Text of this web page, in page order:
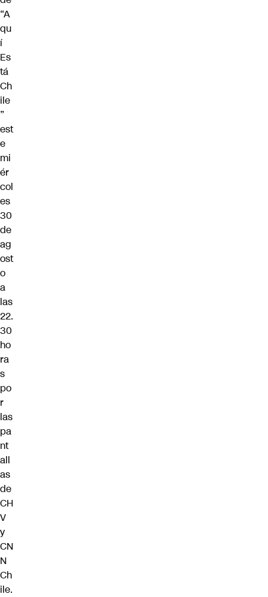
“A
qu
í
Es
tá
Ch
ile
”
est
e
mi
ér
col
es
30
de
ag
ost
o
a
las
22.
30
ho
ra
s
po
r
las
pa
nt
all
as
de
CH
V
y
CN
N
Ch
ile.